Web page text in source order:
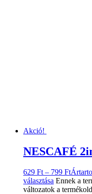
Akció!
NESCAFÉ
629 Ft – 799 Ft
választása Ennek a
változatok a